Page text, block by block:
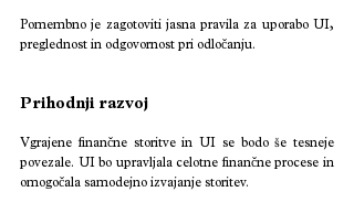
Pomembno je zagotoviti jasna pravila za uporabo UI,
preglednost in odgovornost pri odločanju.
Prihodnji razvoj
Vgrajene finančne storitve in UI se bodo še tesneje
povezale. UI bo upravljala celotne finančne procese in
omogočala samodejno izvajanje storitev.